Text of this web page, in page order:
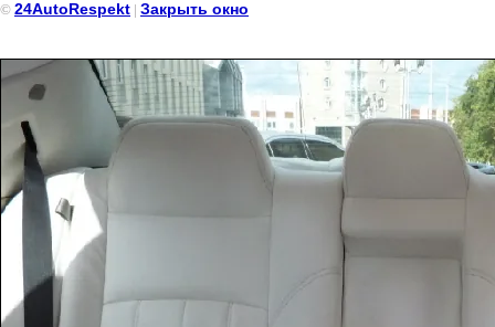
© 24AutoRespekt | Закрыть окно